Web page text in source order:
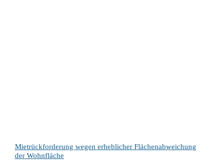
Mietrückforderung wegen erheblicher Flächenabweichung
der Wohnfläche